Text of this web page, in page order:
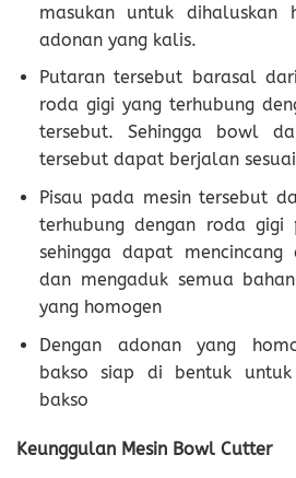
masukan untuk dihaluskan
adonan yang kalis.
Putaran tersebut barasal
roda gigi yang terhubung
tersebut. Sehingga bowl
tersebut dapat berjalan
Pisau pada mesin tersebut
terhubung dengan roda gigi
sehingga dapat
dan mengaduk semua
yang homogen
Dengan adonan yang
bakso siap di bentuk
bakso
Keunggulan Mesin Bowl Cutter